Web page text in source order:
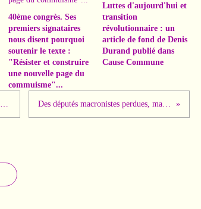
40ème congrès. Ses
premiers signataires
nous disent pourquoi
soutenir le texte :
"Résister et construire
une nouvelle page du
commuisme"...
Luttes d'aujourd'hui et
transition
révolutionnaire : un
article de fond de Denis
Durand publié dans
Cause Commune
Congrès des HLM : Pour le retrait du projet logement du gouvernement ! Des députés macronistes perdues, mais où va la France....